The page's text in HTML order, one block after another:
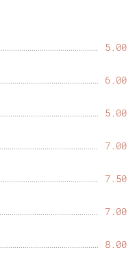
5.00
6.00
5.00
7.00
7.50
7.00
8.00